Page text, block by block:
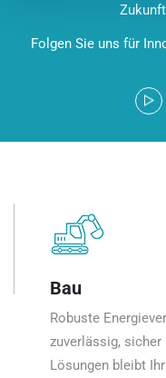
Folgen Sie uns für
Bau
Robuste
zuverlässig,
Lösungen bleibt